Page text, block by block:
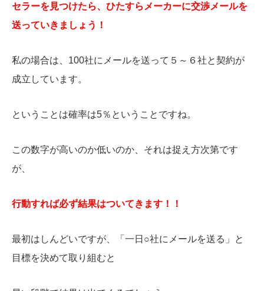
セラーを見つけたら、ひたすらメーカーに交渉メールを
送っていきましょう！
私の場合は、100社にメールを送って５～６社と契約が
成立しています。
ということは確率は5％ということですね。
この数字が高いのか低いのか、それは捉え方次第です
が、
行動すれば必ず結果はついてきます！！
最初はしんどいですが、「一日○社にメールを送る」と
目標を決めて取り組むと